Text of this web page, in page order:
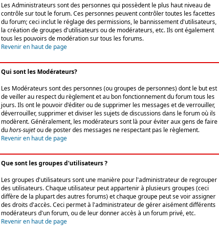
Les Administrateurs sont des personnes qui possèdent le plus haut niveau de
contrôle sur tout le forum. Ces personnes peuvent contrôler toutes les facettes
du forum; ceci inclut le réglage des permissions, le bannissement d'utilisateurs,
la création de groupes d'utilisateurs ou de modérateurs, etc. Ils ont également
tous les pouvoirs de modération sur tous les forums.
Revenir en haut de page
Qui sont les Modérateurs?
Les Modérateurs sont des personnes (ou groupes de personnes) dont le but est
de veiller au respect du règlement et au bon fonctionnement du forum tous les
jours. Ils ont le pouvoir d'éditer ou de supprimer les messages et de verrouiller,
déverrouiller, supprimer et diviser les sujets de discussions dans le forum où ils
modèrent. Généralement, les modérateurs sont là pour éviter aux gens de faire
duhors-sujetou de poster des messages ne respectant pas le règlement.
Revenir en haut de page
Que sont les groupes d'utilisateurs ?
Les groupes d'utilisateurs sont une manière pour l'administrateur de regrouper
des utilisateurs. Chaque utilisateur peut appartenir à plusieurs groupes (ceci
diffère de la plupart des autres forums) et chaque groupe peut se voir assigner
des droits d'accès. Ceci permet à l'administrateur de gérer aisément différents
modérateurs d'un forum, ou de leur donner accès à un forum privé, etc.
Revenir en haut de page